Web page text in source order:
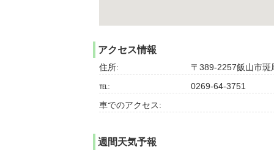
アクセス情報
住所:
〒389-2257飯山市斑
℡:
0269-64-3751
車でのアクセス:
週間天気予報